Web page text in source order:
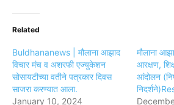
Related
Buldhananews | मौलाना आझाद
विचार मंच व अशरफी एज्युकेशन
सोसायटीच्या वतीने पत्रकार दिवस
साजरा करण्यात आला.
January 10, 2024
मौलाना
आरक्षण,
आंदोलन